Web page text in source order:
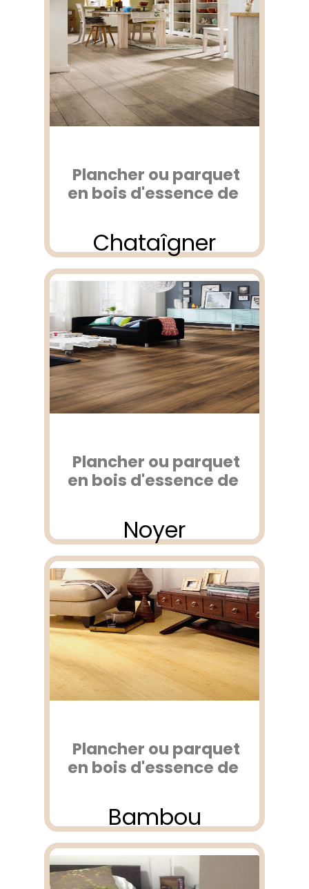
Plancher ou parquet
en bois d'essence de
Chataîgner
Plancher ou parquet
en bois d'essence de
Noyer
Plancher ou parquet
en bois d'essence de
Bambou